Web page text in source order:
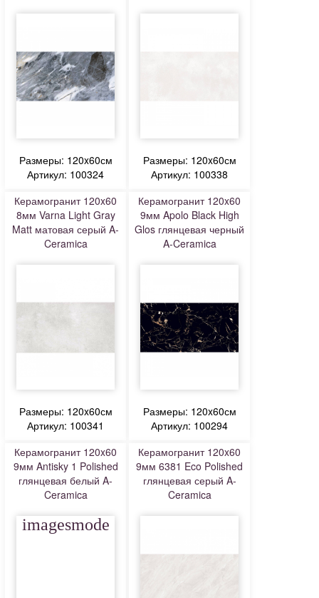
Размеры: 120x60см
Артикул: 100324
Размеры: 120x60см
Артикул: 100338
Керамогранит 120x60
8мм Varna Light Gray
Matt матовая серый A-
Ceramica
Размеры: 120x60см
Артикул: 100341
Керамогранит 120x60
9мм Apolo Black High
Glos глянцевая черный
A-Ceramica
Размеры: 120x60см
Артикул: 100294
Керамогранит 120x60
9мм Antisky 1 Polished
глянцевая белый A-
Ceramica
imagesmode
Керамогранит 120x60
9мм 6381 Eco Polished
глянцевая серый A-
Ceramica